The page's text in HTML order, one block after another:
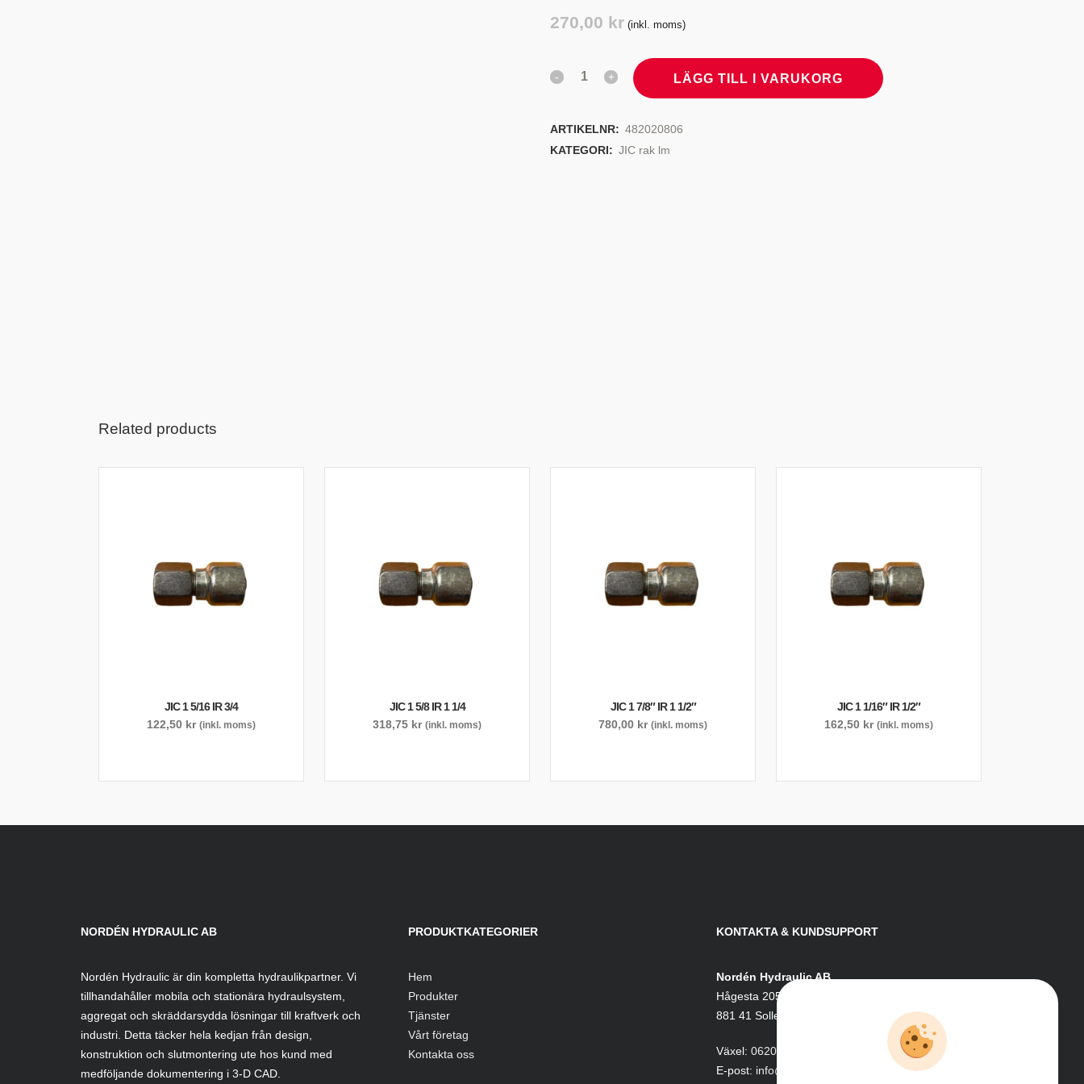
270,00 kr (inkl. moms)
LÄGG TILL I VARUKORG
ARTIKELNR: 482020806
KATEGORI: JIC rak lm
Related products
JIC 1 5/16 IR 3/4
122,50 kr (inkl. moms)
JIC 1 5/8 IR 1 1/4
318,75 kr (inkl. moms)
JIC 1 7/8″ IR 1 1/2″
780,00 kr (inkl. moms)
JIC 1 1/16″ IR 1/2″
162,50 kr (inkl. moms)
NORDÉN HYDRAULIC AB
Nordén Hydraulic är din kompletta hydraulikpartner. Vi
tillhandahåller mobila och stationära hydraulsystem,
aggregat och skräddarsydda lösningar till kraftverk och
industri. Detta täcker hela kedjan från design,
konstruktion och slutmontering ute hos kund med
medföljande dokumentering i 3-D CAD.
PRODUKTKATEGORIER
Hem
Produkter
Tjänster
Vårt företag
Kontakta oss
KONTAKTA & KUNDSUPPORT
Nordén Hydraulic AB
Hågesta 205
881 41 Sollefteå
Växel: 0620-161 41
E-post: info@nordenhydraulic.se